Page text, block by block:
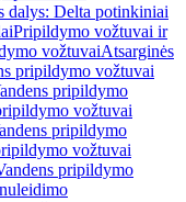
dalys: Delta potinkiniai
Pripildymo vožtuvai ir
vožtuvaiAtsarginės
pripildymo vožtuvai
pripildymo
vožtuvai
pripildymo
vožtuvai
pripildymo